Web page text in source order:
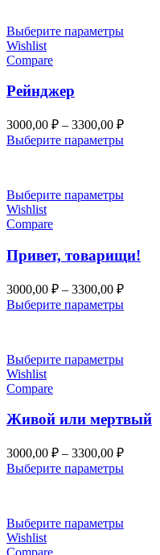
Выберите параметры
Wishlist
Compare
Рейнджер
3000,00 ₽ – 3300,00 ₽
цен:
Выберите параметры
Выберите параметры
Wishlist
Compare
Привет, товарищи!
3000,00 ₽ – 3300,00 ₽
цен:
Выберите параметры
Выберите параметры
Wishlist
Compare
Живой или мертвый
3000,00 ₽ – 3300,00 ₽
цен:
Выберите параметры
Выберите параметры
Wishlist
Compare